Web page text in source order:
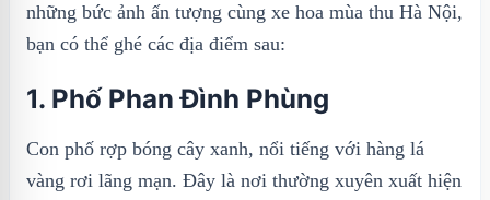
những bức ảnh ấn tượng cùng xe hoa mùa thu Hà Nội,
bạn có thể ghé các địa điểm sau:
1. Phố Phan Đình Phùng
Con phố rợp bóng cây xanh, nổi tiếng với hàng lá
vàng rơi lãng mạn. Đây là nơi thường xuyên xuất hiện